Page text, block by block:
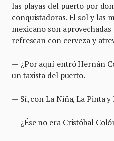
las playas del puerto por
conquistadoras. El sol y las
mexicano son
refrescan con cerveza y
— ¿Por aquí entró Hernán
un taxista del puerto.
— Sí, con La Niña, La Pinta y
— ¿Ése no era Cristóbal